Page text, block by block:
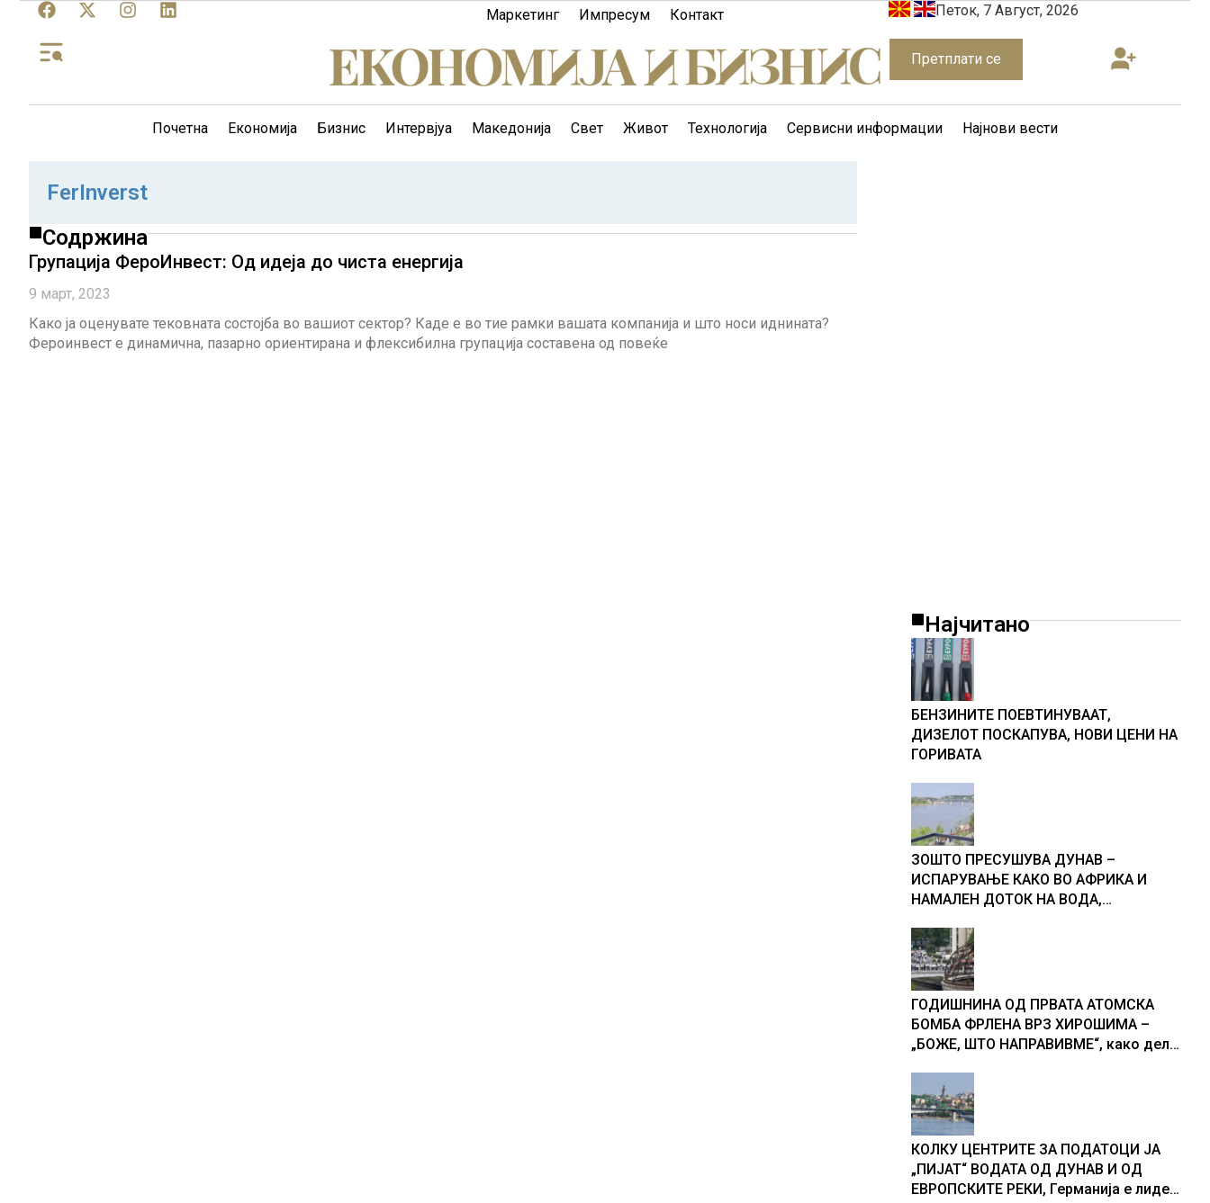
Маркетинг Импресум Контакт Петок, 7 Август, 2026
Претплати се
Почетна Економија Бизнис Интервјуа Македонија Свет Живот Технологија Сервисни информации Најнови вести
FerInverst
Содржина
Групација ФероИнвест: Од идеја до чиста енергија
9 март, 2023
Како ја оценувате тековната состојба во вашиот сектор? Каде е во тие рамки вашата компанија и што носи иднината?
Фероинвест е динамична, пазарно ориентирана и флексибилна групација составена од повеќе
Најчитано
БЕНЗИНИТЕ ПОЕВТИНУВААТ,
ДИЗЕЛОТ ПОСКАПУВА, НОВИ ЦЕНИ НА
ГОРИВАТА
ЗОШТО ПРЕСУШУВА ДУНАВ –
ИСПАРУВАЊЕ КАКО ВО АФРИКА И
НАМАЛЕН ДОТОК НА ВОДА,
Србија
ГОДИШНИНА ОД ПРВАТА АТОМСКА
БОМБА ФРЛЕНА ВРЗ ХИРОШИМА –
„БОЖЕ, ШТО НАПРАВИВМЕ“, како дел
учесниците во бомбардирањето го
доживуваа овој настан што го
промени текот на историјата
КОЛКУ ЦЕНТРИТЕ ЗА ПОДАТОЦИ ЈА
„ПИЈАТ“ ВОДАТА ОД ДУНАВ И ОД
ЕВРОПСКИТЕ РЕКИ, Германија е лидер